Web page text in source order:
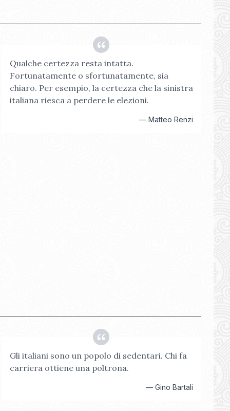
Qualche certezza resta intatta.
Fortunatamente o sfortunatamente, sia
chiaro. Per esempio, la certezza che la sinistra
italiana riesca a perdere le elezioni.
— Matteo Renzi
Gli italiani sono un popolo di sedentari. Chi fa
carriera ottiene una poltrona.
— Gino Bartali